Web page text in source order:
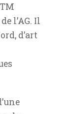
l’AG. Il
d’art